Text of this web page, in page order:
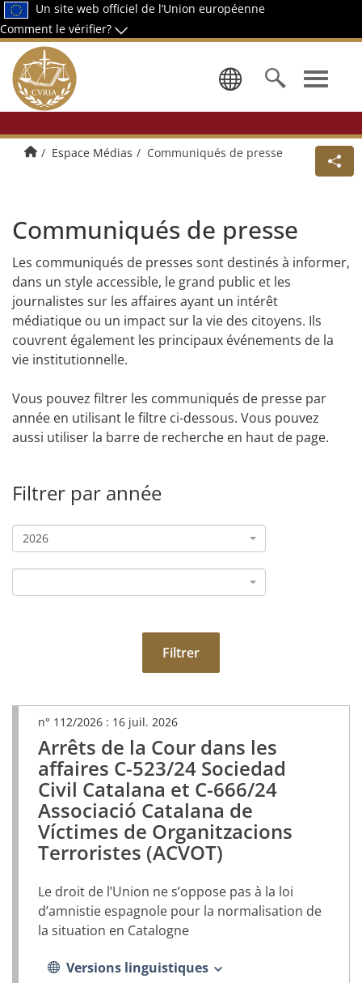
Un site web officiel de l’Union européenne
Comment le vérifier?
Accueil
Espace Médias Communiqués de presse
Communiqués de presse
Les communiqués de presses sont destinés à informer,
dans un style accessible, le grand public et les
journalistes sur les affaires ayant un intérêt
médiatique ou un impact sur la vie des citoyens. Ils
couvrent également les principaux événements de la
vie institutionnelle.
Vous pouvez filtrer les communiqués de presse par
année en utilisant le filtre ci-dessous. Vous pouvez
aussi utiliser la barre de recherche en haut de page.
Filtrer par année
2026
Filtrer
n° 112/2026 : 16 juil. 2026
Arrêts de la Cour dans les
affaires C-523/24 Sociedad
Civil Catalana et C-666/24
Associació Catalana de
Víctimes de Organitzacions
Terroristes (ACVOT)
(document
PDF,
s’ouvrira
dans
un
nouvel
onglet)
Le droit de l’Union ne s’oppose pas à la loi
d’amnistie espagnole pour la normalisation de
la situation en Catalogne
Versions linguistiques